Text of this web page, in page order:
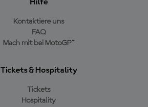
Hilfe
Kontaktiere uns
FAQ
Mach mit bei MotoGP™
Tickets & Hospitality
Tickets
Hospitality